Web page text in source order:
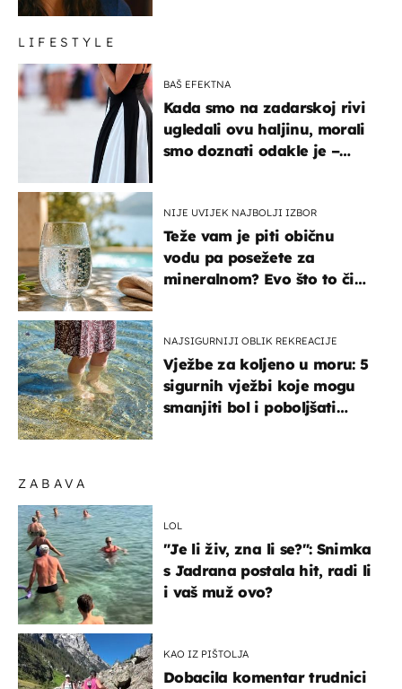
ZABAVA
LOL
"Je li živ, zna li se?": Snimka
s Jadrana postala hit, radi li
i vaš muž ovo?
KAO IZ PIŠTOLJA
Dobacila komentar trudnici
LIFESTYLE
BAŠ EFEKTNA
Kada smo na zadarskoj rivi
ugledali ovu haljinu, morali
smo doznati odakle je –
NIJE UVIJEK NAJBOLJI IZBOR
Teže vam je piti običnu
vodu pa posežete za
mineralnom? Evo što to čini
NAJSIGURNIJI OBLIK REKREACIJE
Vježbe za koljeno u moru: 5
sigurnih vježbi koje mogu
smanjiti bol i poboljšati